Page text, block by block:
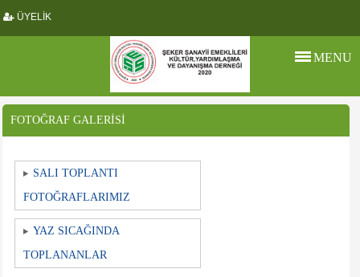
ÜYELİK
MENU
FOTOĞRAF GALERİSİ
SALI TOPLANTI
FOTOĞRAFLARIMIZ
YAZ SICAĞINDA
TOPLANANLAR